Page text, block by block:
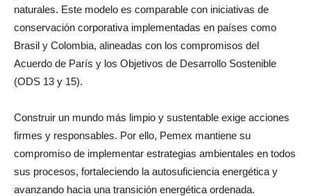
naturales. Este modelo es comparable con iniciativas de
conservación corporativa implementadas en países como
Brasil y Colombia, alineadas con los compromisos del
Acuerdo de París y los Objetivos de Desarrollo Sostenible
(ODS 13 y 15).
Construir un mundo más limpio y sustentable exige acciones
firmes y responsables. Por ello, Pemex mantiene su
compromiso de implementar estrategias ambientales en todos
sus procesos, fortaleciendo la autosuficiencia energética y
avanzando hacia una transición energética ordenada.